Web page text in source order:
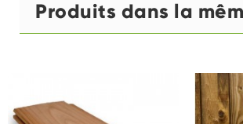
Produits dans la